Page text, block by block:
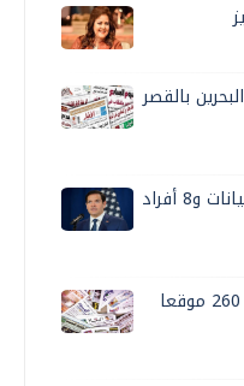
بالقصر
عقوبات أمريكية جديدة على 5 كيانات و8 أفراد
وزير السياحة والآثار الفلسطيني: 260 موقعا